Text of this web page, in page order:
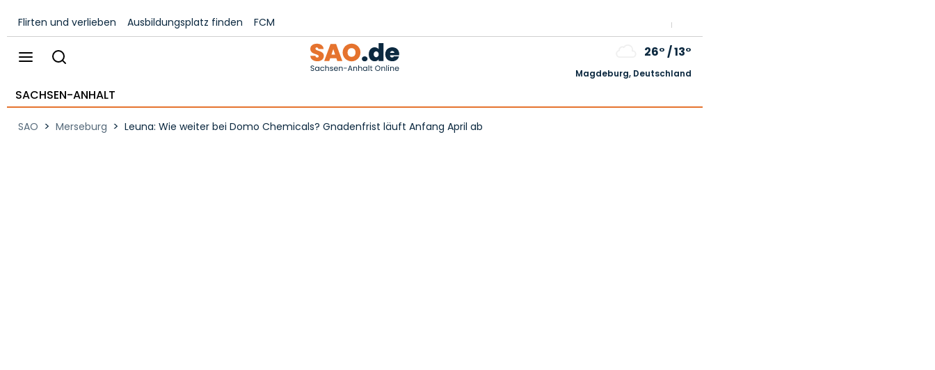
Flirten und verlieben Ausbildungsplatz finden FCM
26°/13°
Magdeburg, Deutschland
SACHSEN-ANHALT
SAO > Merseburg > Leuna: Wie weiter bei Domo Chemicals? Gnadenfrist läuft Anfang April ab